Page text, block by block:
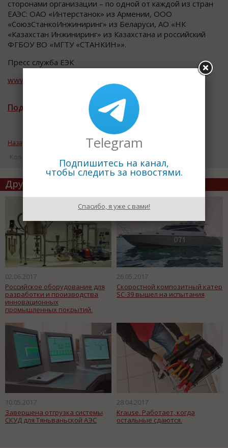
сторонами организации – по одной от каждой из стран
ЕАЭС: ОАО «Интерстанок» из Армении, ООО
«СоюзСтанкоИнжиниринг» из Беларуси, АО «НК
«Казахстан Инжиниринг» из Казахстана и российский
ФГБОУ ВО «МГТУ «СТАНКИН»».
Пресс служба ЕЭК
www.eurasiancommission.org
Подписаться на рассылку новостей
Назад к рубрике «Технологии и оборудование»
Кол-во просмотров: 17384
Другие статьи по теме
02.06.2017
Российское оборудование для
разработки и производства
инновационных
промышленных покрытий.
26.05.2017
Скоростной композитный катер
SC-39 вышел на испытания
10.05.2017
Завершена отгрузка системы
СКУД для Тяньваньской АЭС
28.04.2017
Krause. Работает, когда
остальные сдаются.
Telegram
Подпишитесь на канал,
чтобы следить за новостями.
Спасибо, я уже с вами!